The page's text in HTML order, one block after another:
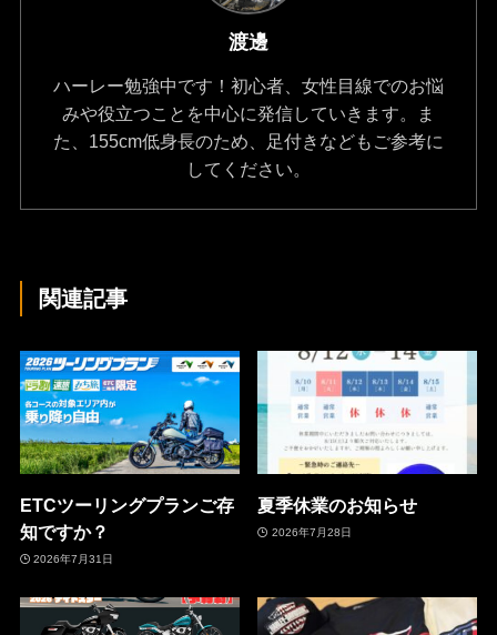
渡邊
ハーレー勉強中です！初心者、女性目線でのお悩
みや役立つことを中心に発信していきます。ま
た、155cm低身長のため、足付きなどもご参考に
してください。
関連記事
ETCツーリングプランご存
知ですか？
2026年7月31日
夏季休業のお知らせ
2026年7月28日